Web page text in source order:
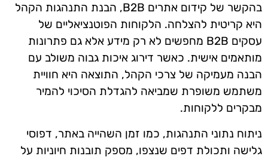
בהקשר של קידום אתרים B2B, הבנת התנהגות הקהל
היא קריטית להצלחה. הלקוחות הפוטנציאליים של
עסקים B2B מחפשים לא רק מידע אלא גם פתרונות
מותאמים אישית. כאשר דירוג איכות גבוה משולב עם
הבנה מעמיקה של צרכי הקהל, התוצאה היא חוויית
משתמש משופרת שמביאה להגדלת הסיכוי להמיר
מבקרים ללקוחות.
ניתוח נתוני התנהגות, כמו זמן השהייה באתר, דפוסי
גלישה ותכולת דפים שנצפו, מספק תובנות חיוניות על